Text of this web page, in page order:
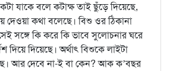
যাকে বলে কটাক্ষ তাই ছুঁড়ে দিয়েছে,
দেওয়া কথা বলেছে। বিশু ওর ঠিকানা
সঙ্গে কি করে কি ভাবে সুলোচনার ঘরে
দিয়ে দিয়েছে। অর্থাৎ বিশুকে লাইটা
আর দেবে না-ই বা কেন? আক ক’বছর